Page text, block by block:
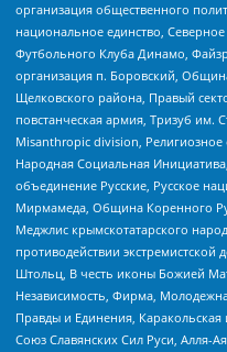
организация общественного
национальное единство,
Футбольного Клуба Динамо,
организация п. Боровский,
Щелковского района, Правый
повстанческая армия, Тризуб им.
Misanthropic division,
Народная Социальная
объединение Русские, Русское
Мирмамеда, Община Коренного
Меджлис крымскотатарского
противодействии
Штольц, В честь иконы Божией
Независимость, Фирма,
Правды и Единения,
Союз Славянских Сил Руси, Алля-